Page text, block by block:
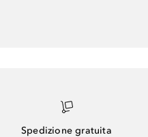
Spedizione gratuita